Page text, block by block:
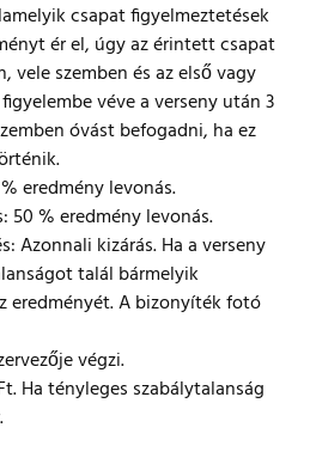
csapat figyelmeztetések
ér el, úgy az érintett csapat
vele szemben és az első vagy
véve a verseny után 3
óvást befogadni, ha ez
eredmény levonás.
50 % eredmény levonás.
Azonnali kizárás. Ha a verseny
talál bármelyik
eredményét. A bizonyíték fotó
végzi.
Ha tényleges szabálytalanság